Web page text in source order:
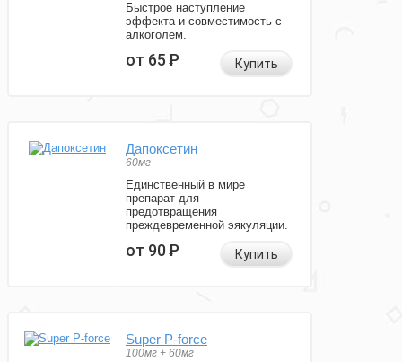
Быстрое наступление
эффекта и совместимость с
алкоголем.
от 65Р Купить
Дапоксетин
60мг
Единственный в мире
препарат для
предотвращения
преждевременной эякуляции.
от 90Р Купить
Super P-force
100мг + 60мг